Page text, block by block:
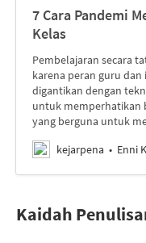
7 Cara Pandemi
Kelas
Pembelajaran secara
karena peran guru
digantikan dengan
untuk memperhatikan
yang berguna untuk
kejarpena
Enni
Kaidah